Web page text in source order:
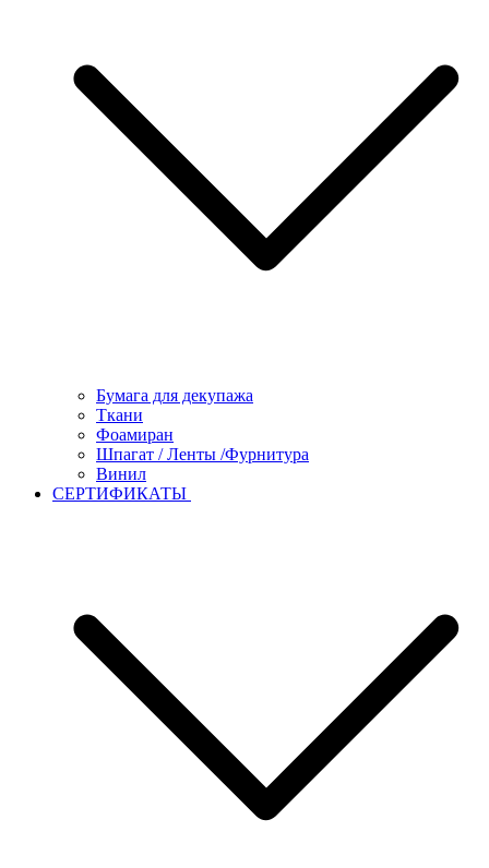
Бумага для декупажа
Ткани
Фоамиран
Шпагат / Ленты /Фурнитура
Винил
СЕРТИФИКАТЫ